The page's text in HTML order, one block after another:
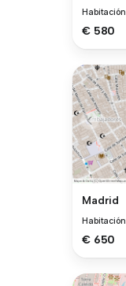
Habitación
€ 580
Madrid
Habitación
€ 650